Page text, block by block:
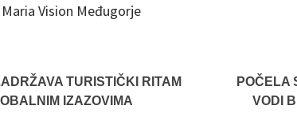
Vision Međugorje
TURISTIČKI RITAM
IZAZOVIMA
POČELA
VODI